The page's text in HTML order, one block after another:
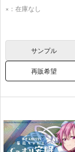
ドレミー・スイート
×：在庫なし
サンプル
再販希望